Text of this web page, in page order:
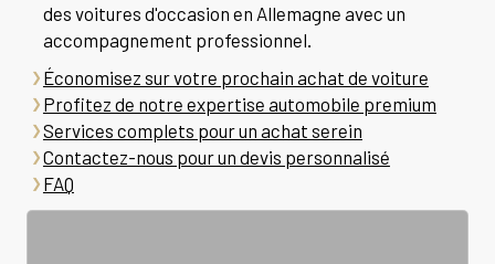
des voitures d'occasion en Allemagne avec un
accompagnement professionnel.
Économisez sur votre prochain achat de voiture
Profitez de notre expertise automobile premium
Services complets pour un achat serein
Contactez-nous pour un devis personnalisé
FAQ